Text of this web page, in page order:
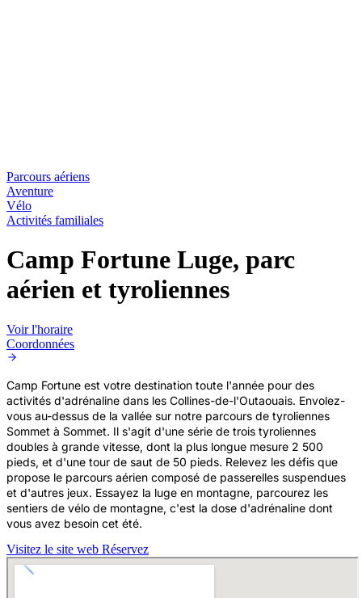
Parcours aériens
Aventure
Vélo
Activités familiales
Camp Fortune Luge, parc
aérien et tyroliennes
Voir l'horaire
Coordonnées
Camp Fortune est votre destination toute l'année pour des
activités d'adrénaline dans les Collines-de-l'Outaouais. Envolez-
vous au-dessus de la vallée sur notre parcours de tyroliennes
Sommet à Sommet. Il s'agit d'une série de trois tyroliennes
doubles à grande vitesse, dont la plus longue mesure 2 500
pieds, et d'une tour de saut de 50 pieds. Relevez les défis que
propose le parcours aérien composé de passerelles suspendues
et d'autres jeux. Essayez la luge en montagne, parcourez les
sentiers de vélo de montagne, c'est la dose d'adrénaline dont
vous avez besoin cet été.
Visitez le site web Réservez